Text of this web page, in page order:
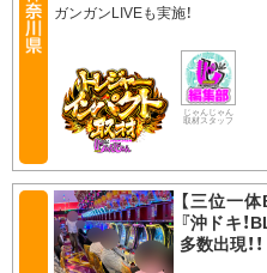
ガンガンLIVEも実施！
じゃんじゃん
取材スタッフ
【三位一
『沖ドキ
多数出現！！